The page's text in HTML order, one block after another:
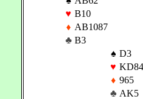
♥ B10
♦ AB1087
♣ B3
♠ D3
♥
♦ 965
♣ AK5